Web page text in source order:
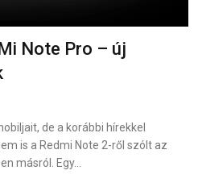
Note Pro – új
de a korábbi hírekkel
is a Redmi Note 2-ről szólt az
másról. Egy…